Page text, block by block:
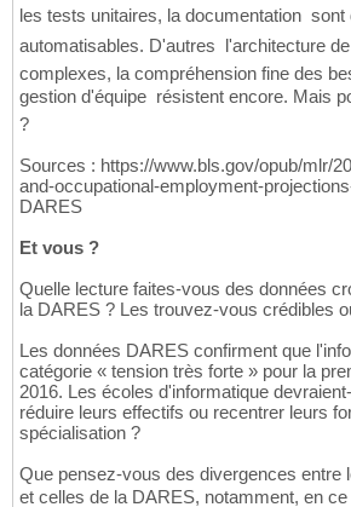
les tests unitaires, la documentation 
automatisables. D'autres  l'architecture
complexes, la compréhension fine des
gestion d'équipe  résistent encore. Mais
?
Sources : https://www.bls.gov/opub/mlr/
and-occupational-employment-
DARES
Et vous ?
Quelle lecture faites-vous des données
la DARES ? Les trouvez-vous crédibles
Les données DARES confirment que
catégorie « tension très forte » pour la
2016. Les écoles d'informatique
réduire leurs effectifs ou recentrer leurs
spécialisation ?
Que pensez-vous des divergences entre
et celles de la DARES, notamment, en ce